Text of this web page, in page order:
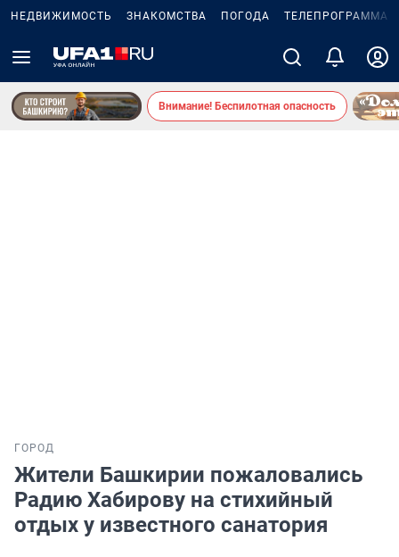
НЕДВИЖИМОСТЬ ЗНАКОМСТВА ПОГОДА ТЕЛЕПРОГРАММА
Внимание! Беспилотная опасность
ГОРОД
Жители Башкирии пожаловались
Радию Хабирову на стихийный
отдых у известного санатория